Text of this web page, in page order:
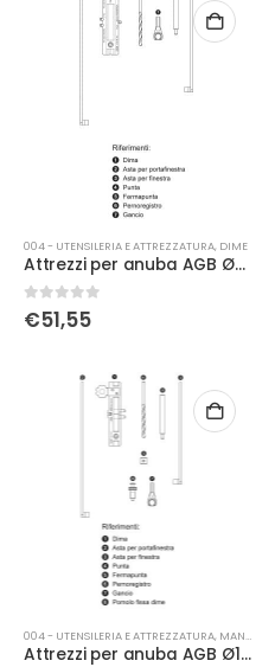
004 - UTENSILERIA E ATTREZZATURA, DIME
Attrezzi per anuba AGB Ø09 filo
0Su 5
€51,55
004 - UTENSILERIA E ATTREZZATURA, MANUALE
Attrezzi per anuba AGB Ø14 battente